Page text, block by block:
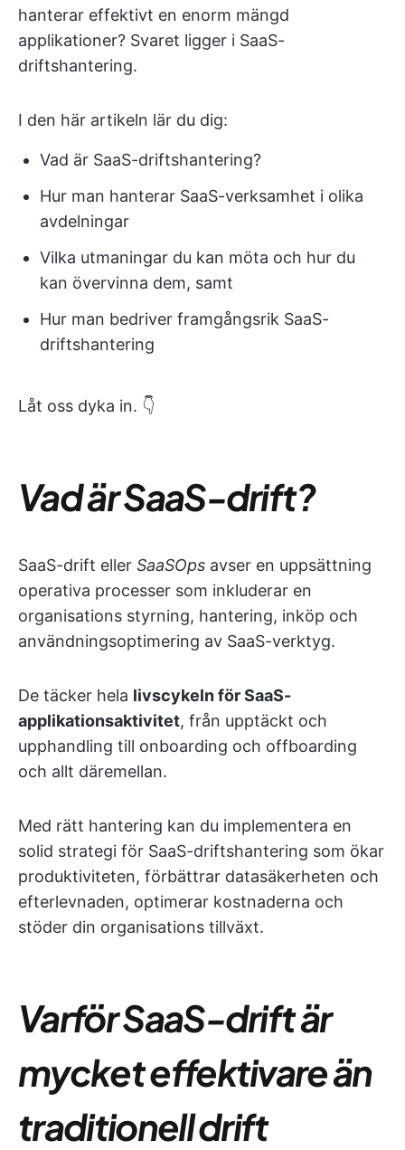
hanterar effektivt en enorm mängd
applikationer? Svaret ligger i SaaS-
driftshantering.
I den här artikeln lär du dig:
Vad är SaaS-driftshantering?
Hur man hanterar SaaS-verksamhet i olika
avdelningar
Vilka utmaningar du kan möta och hur du
kan övervinna dem, samt
Hur man bedriver framgångsrik SaaS-
driftshantering
Låt oss dyka in. 👇
Vad är SaaS-drift?
SaaS-drift eller SaaSOps avser en uppsättning
operativa processer som inkluderar en
organisations styrning, hantering, inköp och
användningsoptimering av SaaS-verktyg.
De täcker hela livscykeln för SaaS-
applikationsaktivitet, från upptäckt och
upphandling till onboarding och offboarding
och allt däremellan.
Med rätt hantering kan du implementera en
solid strategi för SaaS-driftshantering som ökar
produktiviteten, förbättrar datasäkerheten och
efterlevnaden, optimerar kostnaderna och
stöder din organisations tillväxt.
Varför SaaS-drift är
mycket effektivare än
traditionell drift